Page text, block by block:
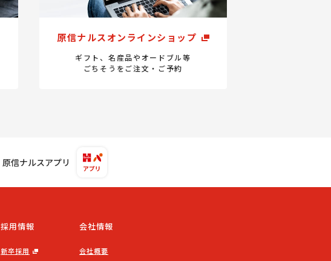
原信ナルスオンラインショップ
ギフト、名産品やオードブル等
ごちそうをご注文・ご予約
原信ナルスアプリ
採用情報
新卒採用
会社情報
会社概要